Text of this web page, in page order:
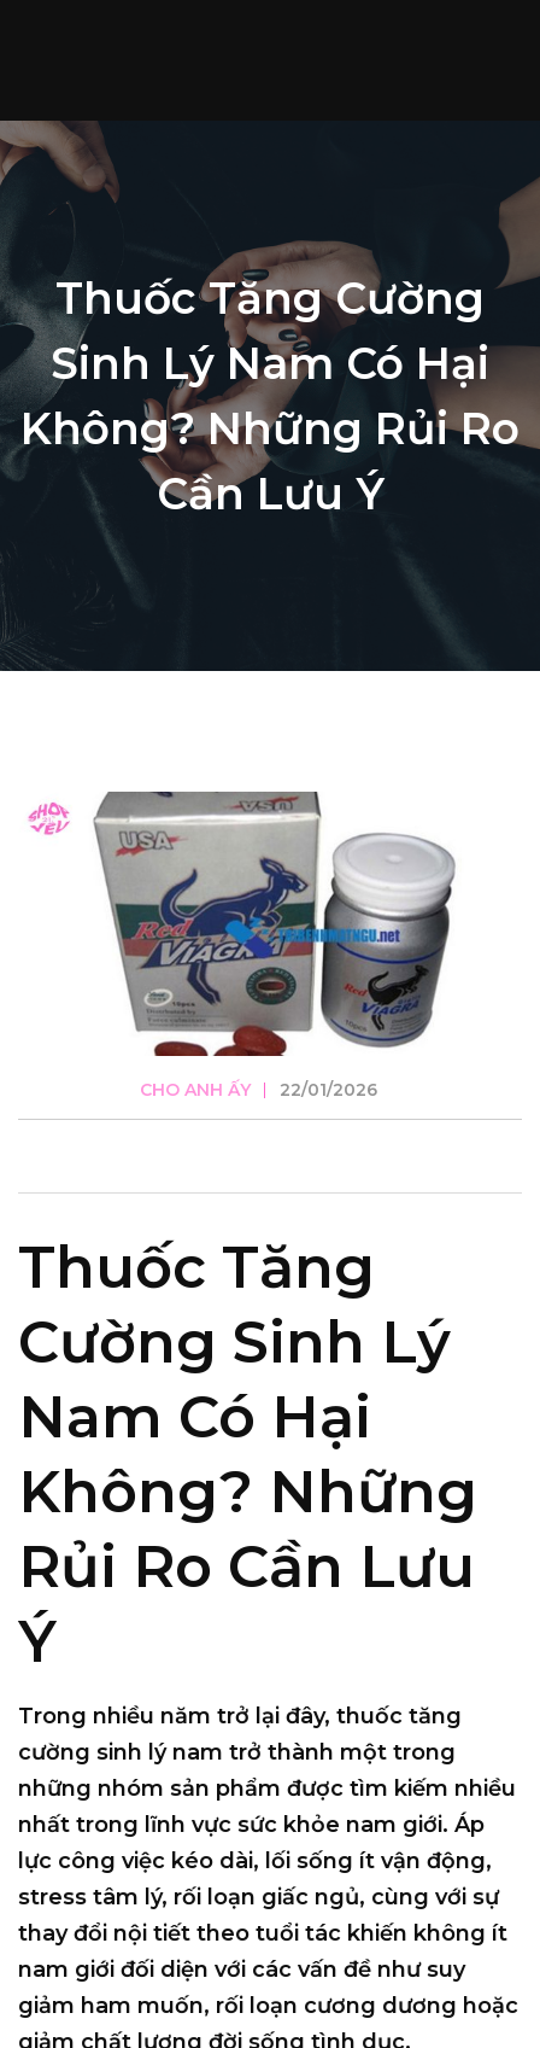
Thuốc Tăng Cường
Sinh Lý Nam Có Hại
Không? Những Rủi Ro
Cần Lưu Ý
CHO ANH ẤY 22/01/2026
Thuốc Tăng
Cường Sinh Lý
Nam Có Hại
Không? Những
Rủi Ro Cần Lưu
Ý
Trong nhiều năm trở lại đây, thuốc tăng
cường sinh lý nam trở thành một trong
những nhóm sản phẩm được tìm kiếm nhiều
nhất trong lĩnh vực sức khỏe nam giới. Áp
lực công việc kéo dài, lối sống ít vận động,
stress tâm lý, rối loạn giấc ngủ, cùng với sự
thay đổi nội tiết theo tuổi tác khiến không ít
nam giới đối diện với các vấn đề như suy
giảm ham muốn, rối loạn cương dương hoặc
giảm chất lượng đời sống tình dục.